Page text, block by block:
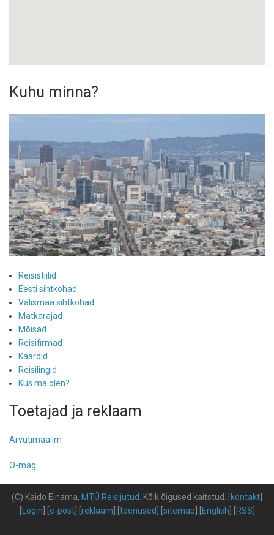
Kuhu minna?
Reisistiilid
Eesti sihtkohad
Välismaa sihtkohad
Matkarajad
Mõisad
Reisifirmad
Kaardid
Reisilingid
Kus ma olen?
Toetajad ja reklaam
Arvutimaailm
O-mag
(C) Kaido Einama, MTÜ Reisijutud. Kõik õigused kaitstud. kontakt
Login e-post] [ reklaam teenused sitemap English RSS